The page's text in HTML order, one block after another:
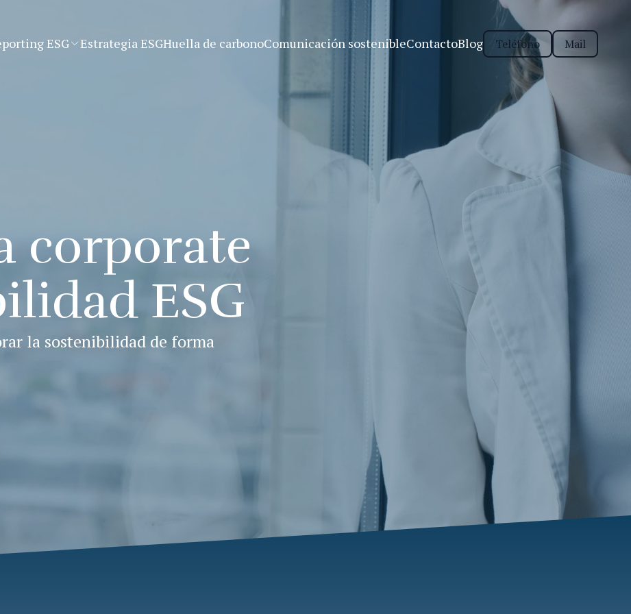
ESG Estrategia ESGHuella de carbonoComunicación sostenibleContactoBlog Teléfono Mail
corporate
ESG
la sostenibilidad de forma